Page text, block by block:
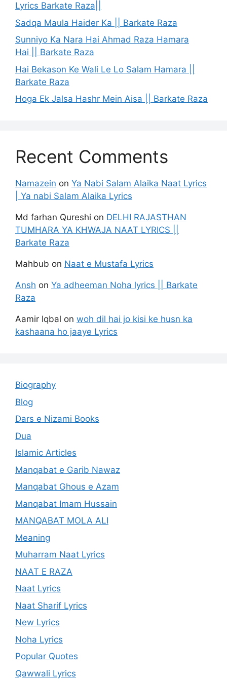
Lyrics Barkate Raza||
Sadqa Maula Haider Ka || Barkate Raza
Sunniyo Ka Nara Hai Ahmad Raza Hamara
Hai || Barkate Raza
Hai Bekason Ke Wali Le Lo Salam Hamara ||
Barkate Raza
Hoga Ek Jalsa Hashr Mein Aisa || Barkate Raza
Recent Comments
Namazein on Ya Nabi Salam Alaika Naat Lyrics
| Ya nabi Salam Alaika Lyrics
Md farhan Qureshi on DELHI RAJASTHAN
TUMHARA YA KHWAJA NAAT LYRICS ||
Barkate Raza
Mahbub on Naat e Mustafa Lyrics
Ansh on Ya adheeman Noha lyrics || Barkate
Raza
Aamir Iqbal on woh dil hai jo kisi ke husn ka
kashaana ho jaaye Lyrics
Biography
Blog
Dars e Nizami Books
Dua
Islamic Articles
Manqabat e Garib Nawaz
Manqabat Ghous e Azam
Manqabat Imam Hussain
MANQABAT MOLA ALI
Meaning
Muharram Naat Lyrics
NAAT E RAZA
Naat Lyrics
Naat Sharif Lyrics
New Lyrics
Noha Lyrics
Popular Quotes
Qawwali Lyrics